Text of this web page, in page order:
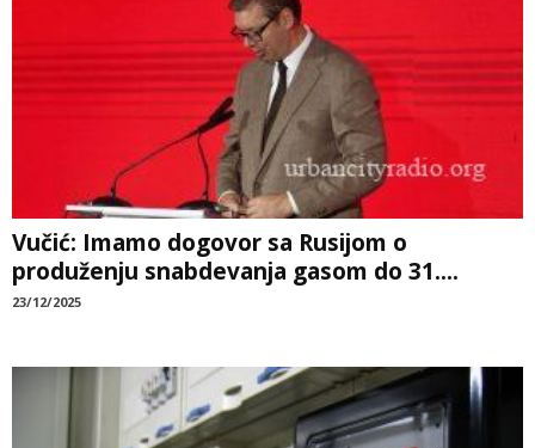
Vučić: Imamo dogovor sa Rusijom o
produženju snabdevanja gasom do 31....
23/12/2025